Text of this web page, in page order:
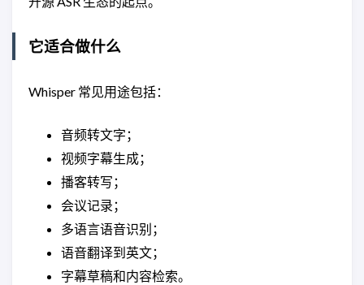
它适合做什么
Whisper 常见用途包括：
音频转文字；
视频字幕生成；
播客转写；
会议记录；
多语言语音识别；
语音翻译到英文；
字幕草稿和内容检索。